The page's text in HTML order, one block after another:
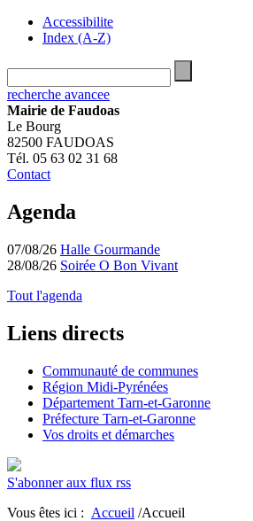
Accessibilite
Index (A-Z)
recherche avancee
Mairie de Faudoas
Le Bourg
82500 FAUDOAS
Tél. 05 63 02 31 68
Contact
Agenda
07/08/26 Halle Gourmande
28/08/26 Soirée O Bon Vivant
Tout l'agenda
Liens directs
Communauté de communes
Région Midi-Pyrénées
Département Tarn-et-Garonne
Préfecture Tarn-et-Garonne
Vos droits et démarches
S'abonner aux flux rss
Vous êtes ici : Accueil /Accueil